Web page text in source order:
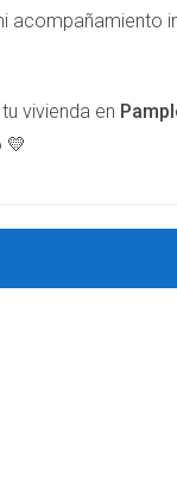
solo le brindó
actividades
rápidamente
cada día.
acompañamiento
vivienda en
💛